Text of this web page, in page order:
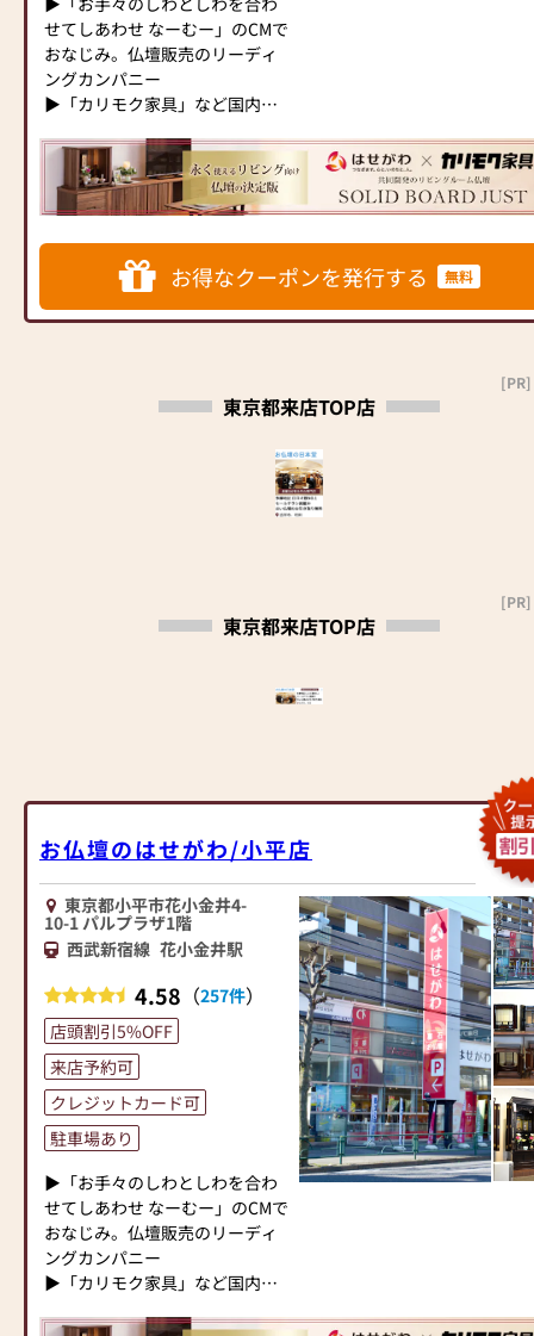
だけるような耐久性のある商品
を取り扱っておりますので、安
心してお買い物をお楽しみいた
だけます。
ご要望に丁寧にお応えいたしま
す。お仏壇や仏具に関するご質
問やご相談にも親身にお答え
先に考え、心からのおもてなし
を提供いたします。
お仏壇のはせがわでは、お客様
ひ一度、当店にお越しくださ
仏具をご覧いただけます。スタ
ッフ一同、心よりお待ちしてお
お位牌、進物線香、線香、ロー
ソク、等の小物、手元供養品も
数多く展示しております!!
⭐⭐⭐当店にてお仏壇をご購入の
お客様に限り、古いお仏壇のお
※本広告期間中にお仏壇ご購入
のお客様。但しお仏壇のお引取
り地域、お仏壇サイズによって
ございます。
是非一度、ご覧になって下さ
い!!
＝＝＝＝＝＝＝＝＝＝＝＝＝＝
価！オリジナル商品も多数展示
仏壇」「伝統工芸仏壇」「唐木
「仏事コーディネーター」まで
是非！期間中にご来店下さいま
を心よりお待ちしております。
■■当店にてお仏壇をご購入の
お客様に限り古いお仏壇のお引
き取り無料！■■
※お仏壇のお引き取り地域、サ
イズによってはご相談させてい
ただく場合がございます。
★☆★偲ぶ心を形にするお手伝
いをモットーに日々精進を重ね
ております★☆★
弊社は創業300有余年の永き
に渡り神社様、寺院様よりご用
命戴き、神・仏具の専門店とし
て多くのお客様に支えられてま
いりました。仏壇・仏具の製造
から販売まで、より迅速に調達
ただ、心の中で願うだけでは、
やりきれない寂しさが残ること
もある。そんなとき、「まなか
のお位牌・お仏壇」を介して、
今日も同じ空間に変わらずあの
人がいてくれると思えること。
その存在を感じられることで、
私たちの心は穏やかな慈しみの
気持ちで満たされます。
慌ただしい日々の中で、ふと足
を止めて、大切な誰かと心を通
わせられる。目の前の人を想
うことなのだと思います。
「祈りの道具屋まなか」を通じ
て、人を想うそれぞれの暮らし
が続いていくようにと願ってい
せてしあわせ なーむー」のCMで
おなじみ。仏壇販売のリーディ
ングカンパニー
▶「カリモク家具」など国内家
ンテリアにマッチするお仏壇を
展開
リットと東証上場の信頼。創業
以来、親切・丁寧な説明と対応
を心がけ、年間約25,000基のお
では、さまざまな供養（対話の
ります。ご自身、ご家族にあっ
た供養の形について、迷うこと
や、お困りのことなどございま
す。1,000種類以上の組み合わせ
お仏壇のはせがわは、日本を代
家具」との協同開発で、現代の
住宅にあったモダンなお仏壇を
作っています。他にも国内の家
具専門メーカーと作り上げたお
仏壇コレクションがあり、祈る
チを提案します。
≪はせがわ店舗サービスのご案
内≫
●仏壇・仏具・お墓・相続・遺
品整理のご相談
●ご来店予約(ページ内の「来店
予約ボタン」からお申込くださ
い)
●お電話(ご相談や商品のご注文
を承ります。お電話時に「いい
仏壇を見た」とお伝えください)
がご相談や商品ご購入のお手続
お得なクーポンを発行する 無料
東京都来店TOP店
[PR]
東京都来店TOP店
[PR]
お仏壇のはせがわ/小平店
東京都小平市花小金井4-
10-1 パルプラザ1階
西武新宿線 花小金井駅
4.58 （257件）
店頭割引5%OFF
来店予約可
クレジットカード可
駐車場あり
▶「お手々のしわとしわを合わ
せてしあわせ なーむー」のCMで
おなじみ。仏壇販売のリーディ
ングカンパニー
▶「カリモク家具」など国内家